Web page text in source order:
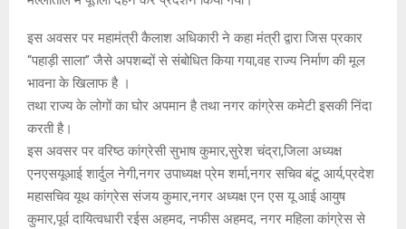
इस अवसर पर महामंत्री कैलाश अधिकारी ने कहा मंत्री द्वारा जिस प्रकार
“पहाड़ी साला” जैसे अपशब्दों से संबोधित किया गया,वह राज्य निर्माण की मूल
भावना के खिलाफ है ।
तथा राज्य के लोगों का घोर अपमान है तथा नगर कांग्रेस कमेटी इसकी निंदा
करती है।
इस अवसर पर वरिष्ठ कांग्रेसी सुभाष कुमार,सुरेश चंद्रा,जिला अध्यक्ष
एनएसयूआई शार्दुल नेगी,नगर उपाध्यक्ष प्रेम शर्मा,नगर सचिव बंटू आर्य,प्रदेश
महासचिव यूथ कांग्रेस संजय कुमार,नगर अध्यक्ष एन एस यू आई आयुष
कुमार,पूर्व दायित्वधारी रईस अहमद, नफीस अहमद, नगर महिला कांग्रेस से